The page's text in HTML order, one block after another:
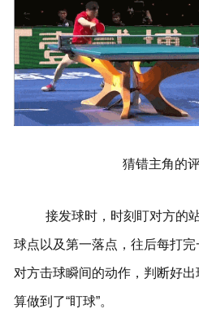
猜错主角的
接发球时，时刻盯对方的
球点以及第一落点，往后每打
对方击球瞬间的动作，判断好
算做到了“盯球”。